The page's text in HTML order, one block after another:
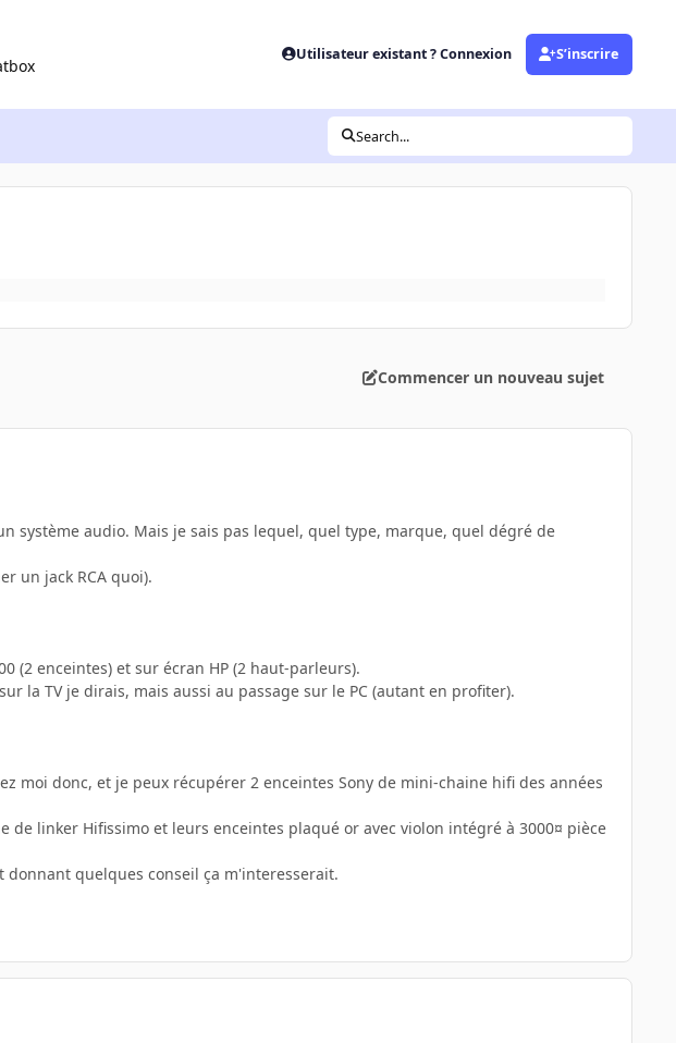
Utilisateur existant ? Connexion S’inscrire
Search...
Commencer un nouveau sujet
système audio. Mais je sais pas lequel, quel type, marque, quel dégré de
un jack RCA quoi).
(2 enceintes) et sur écran HP (2 haut-parleurs).
la TV je dirais, mais aussi au passage sur le PC (autant en profiter).
moi donc, et je peux récupérer 2 enceintes Sony de mini-chaine hifi des années
linker Hifissimo et leurs enceintes plaqué or avec violon intégré à 3000¤ pièce
quelques conseil ça m'interesserait.